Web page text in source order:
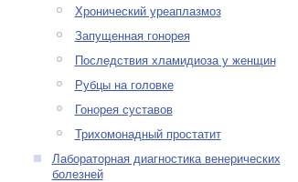
Хронический уреаплазмоз
Запущенная гонорея
Последствия хламидиоза у женщин
Рубцы на головке
Гонорея суставов
Трихомонадный простатит
Лабораторная диагностика венерических
болезней